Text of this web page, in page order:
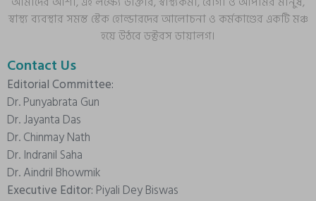
স্বাস্থ্য ব্যবস্থার সমস্ত স্টেক হোল্ডারদের আলোচনা ও কর্মকাণ্ডের একটি মঞ্চ
হয়ে উঠবে ডক্টরস ডায়ালগ।
Contact Us
Editorial Committee:
Dr. Punyabrata Gun
Dr. Jayanta Das
Dr. Chinmay Nath
Dr. Indranil Saha
Dr. Aindril Bhowmik
Executive Editor: Piyali Dey Biswas